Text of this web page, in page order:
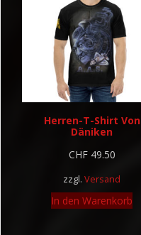
Herren-T-Shirt Von
Däniken
CHF49.50
zzgl.Versand
In den Warenkorb